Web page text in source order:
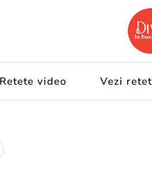
Retete video Vezi